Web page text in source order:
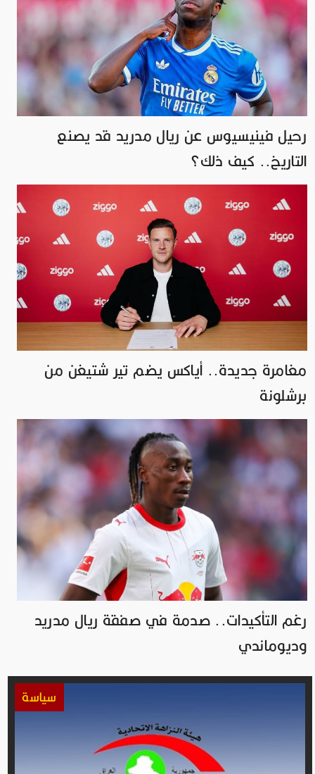
رحيل فينيسيوس عن ريال مدريد قد يصنع
التاريخ.. كيف ذلك؟
مغامرة جديدة.. أياكس يضم تير شتيغن من
برشلونة
رغم التأكيدات.. صدمة في صفقة ريال مدريد
وديوماندي
سياسة